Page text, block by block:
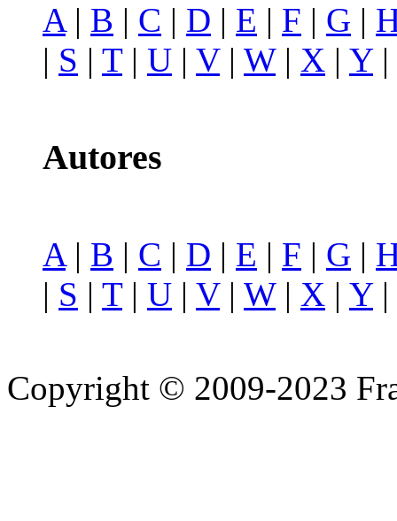
A| B | C | D | E | F | G |
| S | T| U | V| W| X | Y|
Autores
A | B | C | D | E | F | G |
| S | T| U | V| W| X | Y|
Copyright © 2009-2023